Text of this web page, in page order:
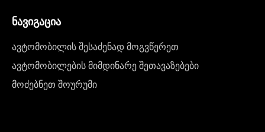
ნავიგაცია
ავტომობილის შესაძენად მოგვწერეთ
ავტომობილების მიმდინარე შეთავაზებები
მოძებნეთ შოურუმი